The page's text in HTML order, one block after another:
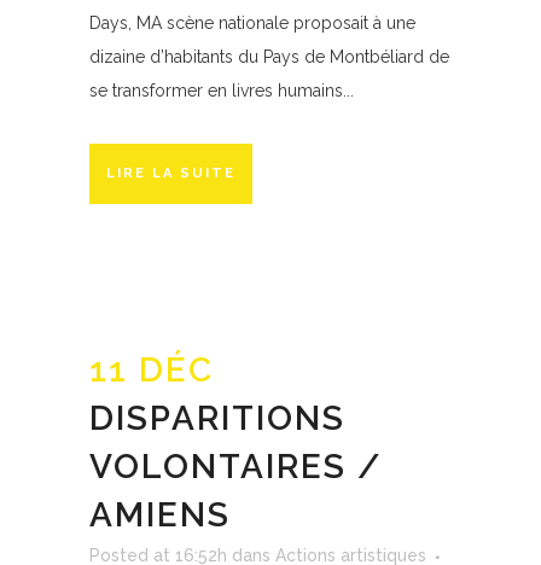
Days, MA scène nationale proposait à une
dizaine d’habitants du Pays de Montbéliard de
se transformer en livres humains...
LIRE LA SUITE
11 DÉC
DISPARITIONS
VOLONTAIRES /
AMIENS
Posted at 16:52h dans Actions artistiques